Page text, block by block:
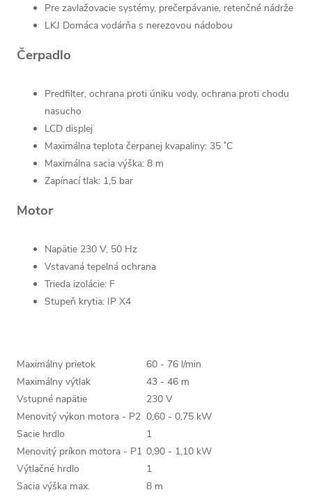
Pre zavlažovacie systémy, prečerpávanie, retenčné nádrže
LKJ Domáca vodárňa s nerezovou nádobou
Čerpadlo
Predfilter, ochrana proti úniku vody, ochrana proti chodu
nasucho
LCD displej
Maximálna teplota čerpanej kvapaliny: 35 ˚C
Maximálna sacia výška: 8 m
Zapínací tlak: 1,5 bar
Motor
Napätie 230 V, 50 Hz
Vstavaná tepelná ochrana
Trieda izolácie: F
Stupeň krytia: IP X4
Maximálny prietok
60 - 76 l/min
Maximálny výtlak
43 - 46 m
Vstupné napätie
230 V
Menovitý výkon motora - P2 0,60 - 0,75 kW
Sacie hrdlo
1
Menovitý príkon motora - P1 0,90 - 1,10 kW
Výtlačné hrdlo
1
Sacia výška max.
8 m